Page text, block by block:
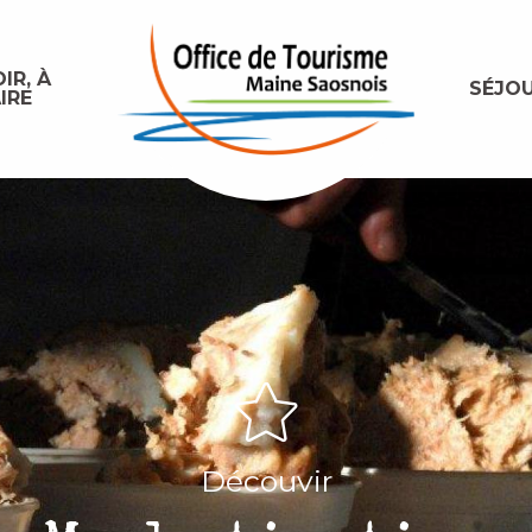
À
Découvir